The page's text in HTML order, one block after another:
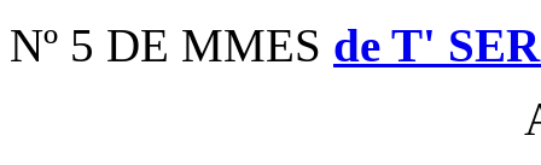
Nº 5 DE MMES de T'